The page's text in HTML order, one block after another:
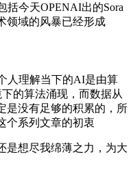
括今天OPENAI出的Sora
领域的风暴已经形成
人理解当下的AI是由算
的算法涌现，而数据从
是没有足够的积累的，所
个系列文章的初衷
是想尽我绵薄之力，为大